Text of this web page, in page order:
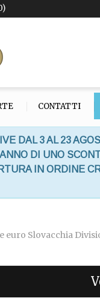
CONTATTI
DAL 3 AL 23
DI UNO
IN ORDINE
euro Slovacchia